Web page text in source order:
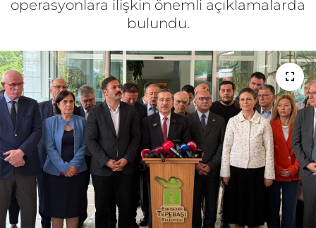
operasyonlara ilişkin önemli açıklamalarda
bulundu.
MAGAZİN
ESKİŞEHİRSPOR